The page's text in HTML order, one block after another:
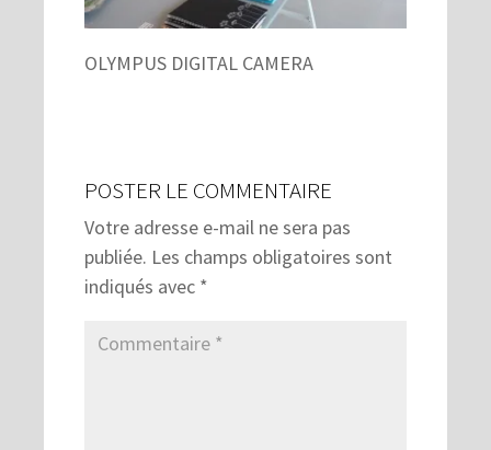
OLYMPUS DIGITAL CAMERA
POSTER LE COMMENTAIRE
Votre adresse e-mail ne sera pas
publiée. Les champs obligatoires sont
indiqués avec *